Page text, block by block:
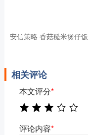
安信策略 香菇糙米煲仔饭
相关评论
本文评分*
评论内容*